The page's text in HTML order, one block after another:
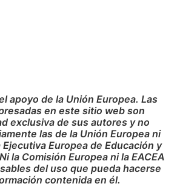
apoyo de la Unión Europea. Las
en este sitio web son
exclusiva de sus autores y no
las de la Unión Europea ni
Europea de Educación y
la Comisión Europea ni la EACEA
del uso que pueda hacerse
contenida en él.